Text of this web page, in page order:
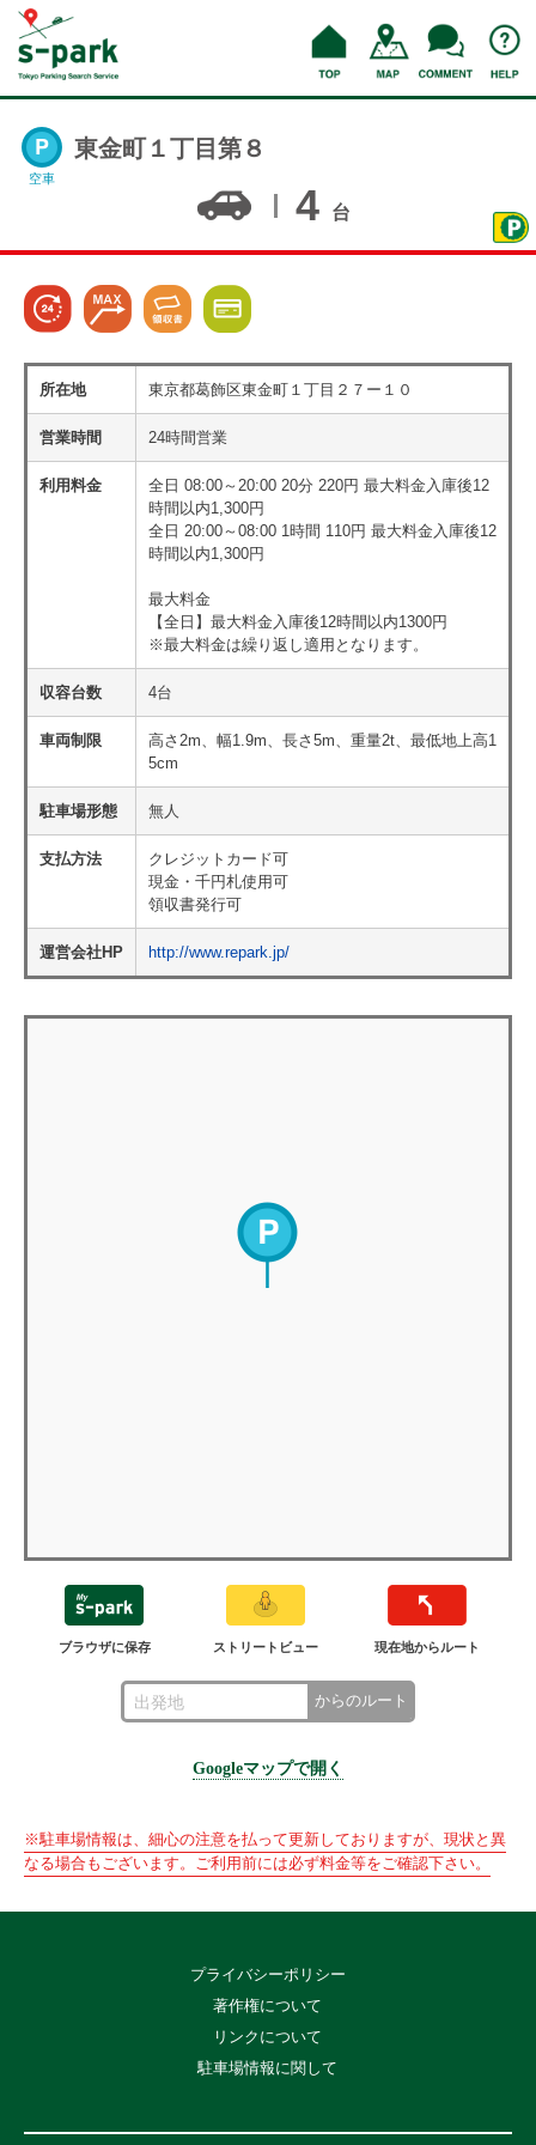
空車
東金町１丁目第８
4 台
所在地 東京都葛飾区東金町１丁目２７ー１０
営業時間 24時間営業
利用料金
全日 08:00～20:00 20分 220円 最大料金入庫後12
時間以内1,300円
全日 20:00～08:00 1時間 110円 最大料金入庫後12
時間以内1,300円
最大料金
【全日】最大料金入庫後12時間以内1300円
※最大料金は繰り返し適用となります。
収容台数 4台
車両制限
高さ2m、幅1.9m、長さ5m、重量2t、最低地上高1
5cm
駐車場形態 無人
支払方法
クレジットカード可
現金・千円札使用可
領収書発行可
運営会社HP http://www.repark.jp/
ブラウザに保存 ストリートビュー 現在地からルート
からのルート
Googleマップで開く
※駐車場情報は、細心の注意を払って更新しておりますが、現状と異
なる場合もございます。ご利用前には必ず料金等をご確認下さい。
プライバシーポリシー
著作権について
リンクについて
駐車場情報に関して